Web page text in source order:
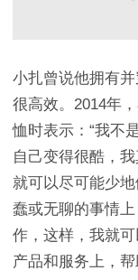
小扎曾说他拥有
很高效。2014年
恤时表示：“我不
自己变得很酷，
就可以尽可能少
蠢或无聊的事情
作，这样，我就
产品和服务上，